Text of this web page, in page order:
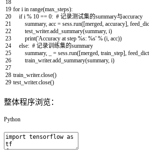
18
19
20
21
22
23
24
25
26
27
28
29
for i in range(max_steps):
if i % 10 == 0: # 记录测试集的summary与accuracy
summary, acc = sess.run([merged, accuracy],
test_writer.add_summary(summary, i)
print('Accuracy at step %s: %s' % (i, acc))
else: # 记录训练集的summary
summary, = sess.run([merged, train_step], feed_dict
train_writer.add_summary(summary, i)
train_writer.close()
test_writer.close()
整体程序浏览：
Python